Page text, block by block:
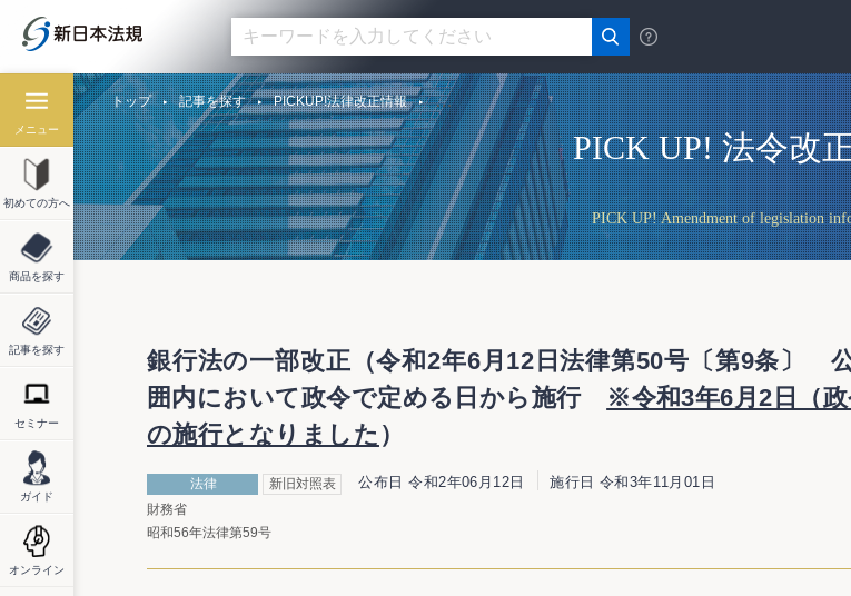
メニュー
初めての方へ
商品を探す
記事を探す
セミナー
ガイド
オンライン
PICK UP! 法令改
PICK UP! Amendment of legislation
トップ 記事を探す PICKUP!法律改正情報
銀行法の一部改正（令和2年6月12日法律第50号〔第9条〕
囲内において政令で定める日から施行
※令和3年6月2日（
の施行となりました ）
法律 新旧対照表 公布日 令和2年06月12日 施行日 令和3年11月01日
財務省
昭和56年法律第59号